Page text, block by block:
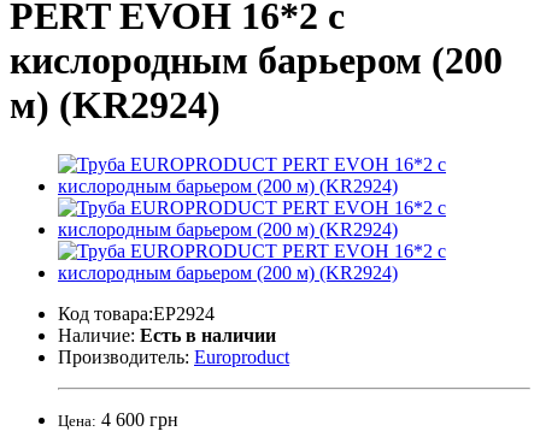
PERT EVOH 16*2 с
кислородным барьером (200
м) (KR2924)
Код товара:EP2924
Наличие: Есть в наличии
Производитель: Europroduct
Цена: 4 600 грн